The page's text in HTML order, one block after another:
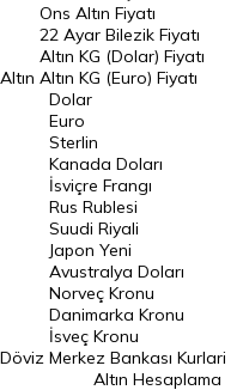
Döviz Kuru
Dolar Kuru
Euro Kuru
Pound Kuru
Frank Kuru
Riyal Kuru
Avustralya Doları
Danimarka Kronu Kuru
Kanada Doları Kuru
Norveç Kronu Kuru
Altın
Ons Altın Fiyatı
22 Ayar Bilezik Fiyatı
Altın KG (Dolar) Fiyatı
Altın KG (Euro) Fiyatı
Döviz
Dolar
Euro
Sterlin
Kanada Doları
İsviçre Frangı
Rus Rublesi
Suudi Riyali
Japon Yeni
Avustralya Doları
Norveç Kronu
Danimarka Kronu
İsveç Kronu
Merkez Bankası Kurlari
Altın Hesaplama